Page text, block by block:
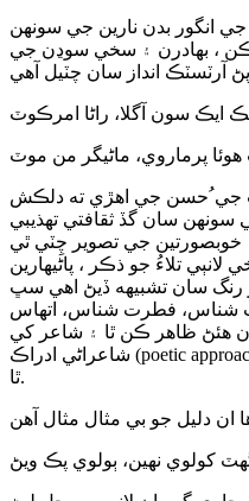
انگور بدن نارين جي سونهن
، بهادرن ۽ سخي سوڍن جي
جي ُحسن جي اهڙي ته دلڪش
سان گڏ ثقافتي تهذيبي
خوبصورتين جي تصوير چِٽي ٿي
تلاءُ جو ذڪر ، پاڻيهارين
رنگ سان تشبيھه ڏيڻ اهي سڀ
شناس، فطرت شناس، اتهاس
هئڻ ظاهر ڪن ٿا ۽ شاعر کي
شاعراڻي ادراڪ (poetic approach) جي اعلي مقام تي بيٺل ڏيکارين
ٿا.